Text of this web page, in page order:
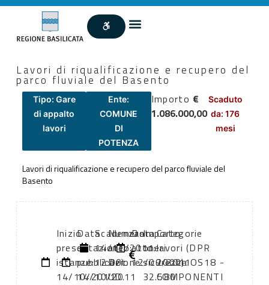
Lavori di riqualificazione e recupero del
parco fluviale del Basento
Tipo: Gare
di appalto
lavori
Ente:
COMUNE
DI
POTENZA
Importo €
1.086.000,00
Scaduto
da: 176
mesi
Lavori di riqualificazione e recupero del parco fluviale del
Basento
Inizio
presentazione
istanze:
14/10/2011
Data
di
pubblicazione:
14/10/2011
Scadenza:
14/11/2011
12:00
Numero
atto:
Det.
UD.
Data
atto:
12/09/2011
Importo
oneri
sicurezza:
32.580
Categorie
lavori (DPR
2000): OS18 -
COMPONENTI